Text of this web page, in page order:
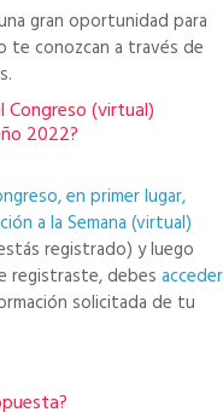
gran oportunidad para
te conozcan a través de
Congreso (virtual)
2022?
en primer lugar,
a la Semana (virtual)
registrado) y luego
registraste, debes acceder
solicitada de tu